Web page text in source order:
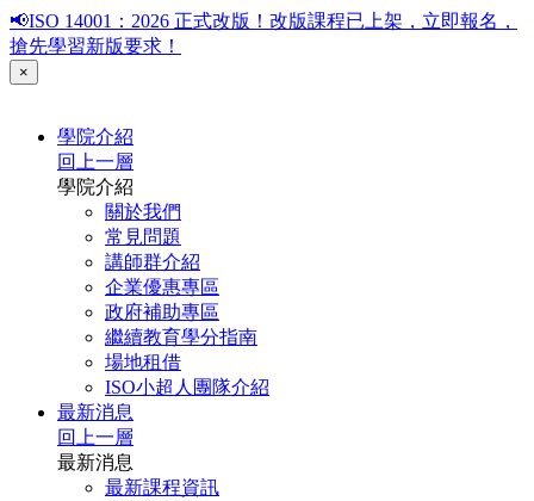
📢ISO 14001：2026 正式改版！改版課程已上架，立即報名，
搶先學習新版要求！
×
學院介紹
回上一層
學院介紹
關於我們
常見問題
講師群介紹
企業優惠專區
政府補助專區
繼續教育學分指南
場地租借
ISO小超人團隊介紹
最新消息
回上一層
最新消息
最新課程資訊